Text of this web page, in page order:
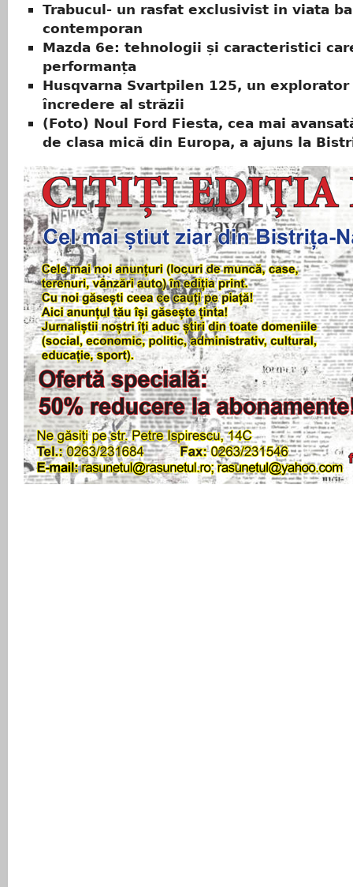
Trabucul- un rasfat exclusivist in viata
contemporan
Mazda 6e: tehnologii și caracteristici
performanța
Husqvarna Svartpilen 125, un explorator
încredere al străzii
(Foto) Noul Ford Fiesta, cea mai
de clasa mică din Europa, a ajuns la